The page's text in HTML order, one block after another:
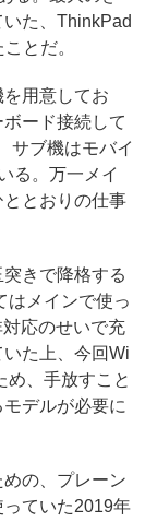
た、ThinkPad
とだ。
用意してお
ード接続して
サブ機はモバイ
る。万一メイ
とおりの仕事
きで降格する
はメインで使っ
応のせいで充
た上、今回Wi
め、手放すこと
デルが必要に
の、プレーン
ていた2019年